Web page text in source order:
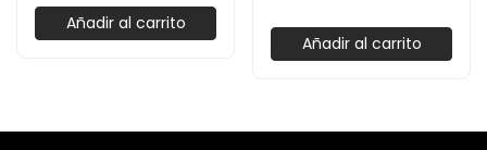
Añadir al carrito
Añadir al carrito